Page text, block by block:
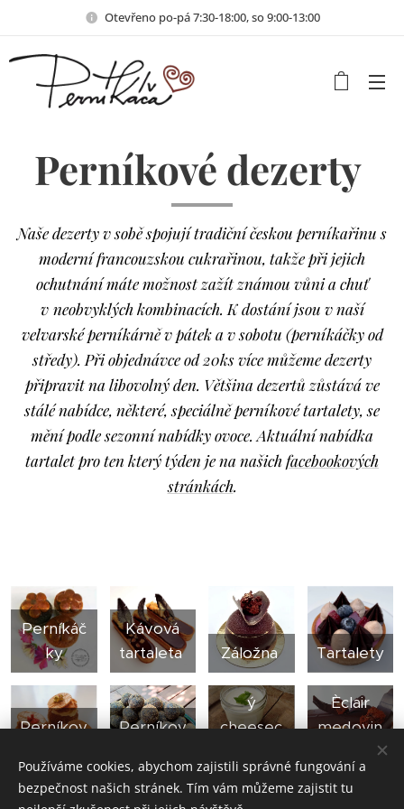
Otevřeno po-pá 7:30-18:00, so 9:00-13:00
Perníkové dezerty
Naše dezerty v sobě spojují tradiční českou perníkařinu s
moderní francouzskou cukrařinou, takže při jejich
ochutnání máte možnost zažít známou vůni a chuť
v neobvyklých kombinacích. K dostání jsou v naší
velvarské perníkárně v pátek a v sobotu (perníkáčky od
středy). Při objednávce od 20ks více můžeme dezerty
připravit na libovolný den. Většina dezertů zůstává ve
stálé nabídce, některé, speciálně perníkové tartalety, se
mění podle sezonní nabídky ovoce. Aktuální nabídka
tartalet pro ten který týden je na našichfacebookových
stránkách.
Perníkáč
ky
Kávová
tartaleta
Záložna Tartalety
Perníkov
Perníkov
Perníkov
ý
cheesec
Èclair
medovin
Používáme cookies, abychom zajistili správné fungování a
bezpečnost našich stránek. Tím vám můžeme zajistit tu